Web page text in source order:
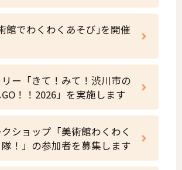
館でわくわくあそび｣を開催
ー「きて！みて！渋川市の
！！2026」を実施します
ショップ「美術館わくわく
！」の参加者を募集します